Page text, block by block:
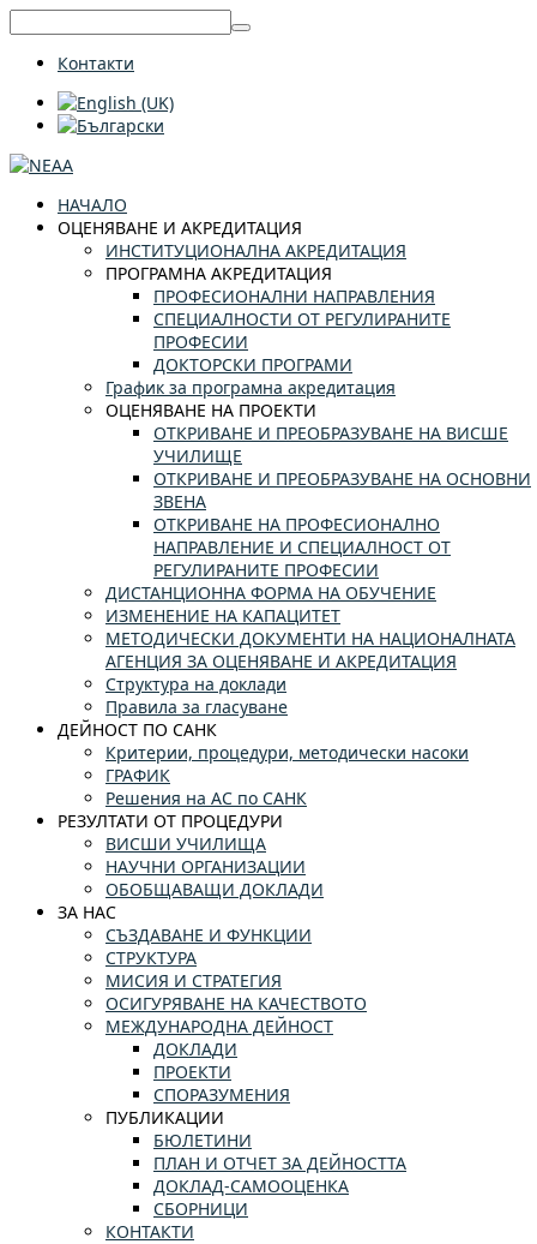
Контакти
НАЧАЛО
ОЦЕНЯВАНЕ И АКРЕДИТАЦИЯ
ИНСТИТУЦИОНАЛНА АКРЕДИТАЦИЯ
ПРОГРАМНА АКРЕДИТАЦИЯ
ПРОФЕСИОНАЛНИ НАПРАВЛЕНИЯ
СПЕЦИАЛНОСТИ ОТ РЕГУЛИРАНИТЕ
ПРОФЕСИИ
ДОКТОРСКИ ПРОГРАМИ
График за програмна акредитация
ОЦЕНЯВАНЕ НА ПРОЕКТИ
ОТКРИВАНЕ И ПРЕОБРАЗУВАНЕ НА ВИСШЕ
УЧИЛИЩЕ
ОТКРИВАНЕ И ПРЕОБРАЗУВАНЕ НА ОСНОВНИ
ЗВЕНА
ОТКРИВАНЕ НА ПРОФЕСИОНАЛНО
НАПРАВЛЕНИЕ И СПЕЦИАЛНОСТ ОТ
РЕГУЛИРАНИТЕ ПРОФЕСИИ
ДИСТАНЦИОННА ФОРМА НА ОБУЧЕНИЕ
ИЗМЕНЕНИЕ НА КАПАЦИТЕТ
МЕТОДИЧЕСКИ ДОКУМЕНТИ НА НАЦИОНАЛНАТА
АГЕНЦИЯ ЗА ОЦЕНЯВАНЕ И АКРЕДИТАЦИЯ
Структура на доклади
Правила за гласуване
ДЕЙНОСТ ПО САНК
Критерии, процедури, методически насоки
ГРАФИК
Решения на АС по САНК
РЕЗУЛТАТИ ОТ ПРОЦЕДУРИ
ВИСШИ УЧИЛИЩА
НАУЧНИ ОРГАНИЗАЦИИ
ОБОБЩАВАЩИ ДОКЛАДИ
ЗА НАС
СЪЗДАВАНЕ И ФУНКЦИИ
СТРУКТУРА
МИСИЯ И СТРАТЕГИЯ
ОСИГУРЯВАНЕ НА КАЧЕСТВОТО
МЕЖДУНАРОДНА ДЕЙНОСТ
ДОКЛАДИ
ПРОЕКТИ
СПОРАЗУМЕНИЯ
ПУБЛИКАЦИИ
БЮЛЕТИНИ
ПЛАН И ОТЧЕТ ЗА ДЕЙНОСТТА
ДОКЛАД-САМООЦЕНКА
СБОРНИЦИ
КОНТАКТИ